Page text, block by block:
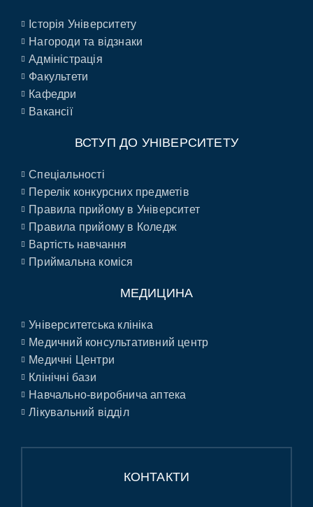
Історія Університету
Нагороди та відзнаки
Адміністрація
Факультети
Кафедри
Вакансії
ВСТУП ДО УНІВЕРСИТЕТУ
Спеціальності
Перелік конкурсних предметів
Правила прийому в Університет
Правила прийому в Коледж
Вартість навчання
Приймальна коміся
МЕДИЦИНА
Університетська клініка
Медичний консультативний центр
Медичні Центри
Клінічні бази
Навчально-виробнича аптека
Лікувальний відділ
КОНТАКТИ